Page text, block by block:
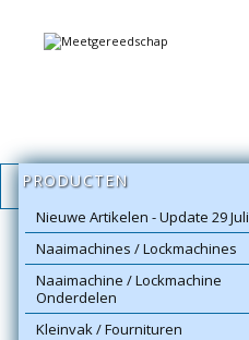
PRODUCTEN
Nieuwe Artikelen - Update 29 Juli
Naaimachines / Lockmachines
Naaimachine / Lockmachine
Onderdelen
Kleinvak / Fournituren